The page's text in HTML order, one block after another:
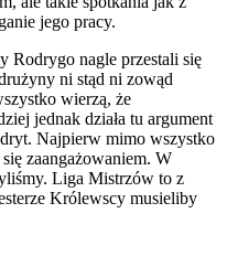
jego pracy.
Rodrygo nagle przestali się
ni stąd ni zowąd
wierzą, że
jednak działa tu argument
Najpierw mimo wszystko
zaangażowaniem. W
Liga Mistrzów to z
Królewscy musieliby